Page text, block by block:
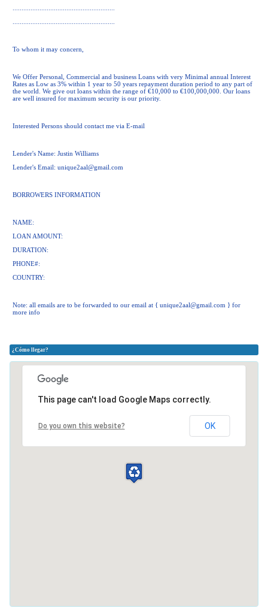
To whom it may concern,
We Offer Personal, Commercial and business Loans with very Minimal annual Interest
Rates as Low as 3% within 1 year to 50 years repayment duration period to any part of
the world. We give out loans within the range of €10,000 to €100,000,000. Our loans
are well insured for maximum security is our priority.
Interested Persons should contact me via E-mail
Lender's Name: Justin Williams
Lender's Email: unique2aal@gmail.com
BORROWERS INFORMATION
NAME:
LOAN AMOUNT:
DURATION:
PHONE#:
COUNTRY:
Note: all emails are to be forwarded to our email at { unique2aal@gmail.com } for
more info
¿Cómo llegar?
This page can't load Google Maps correctly.
Do you own this website? OK